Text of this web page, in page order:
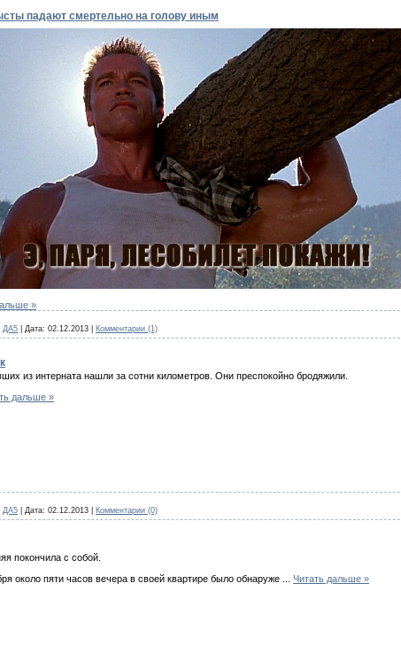
падают смертельно на голову иным
»
ДА5 Дата: 02.12.2013 Комментарии (1)
из интерната нашли за сотни километров. Они преспокойно бродяжили.
дальше »
ДА5 Дата: 02.12.2013 Комментарии (0)
покончила с собой.
около пяти часов вечера в своей квартире было обнаруже
Читать дальше »